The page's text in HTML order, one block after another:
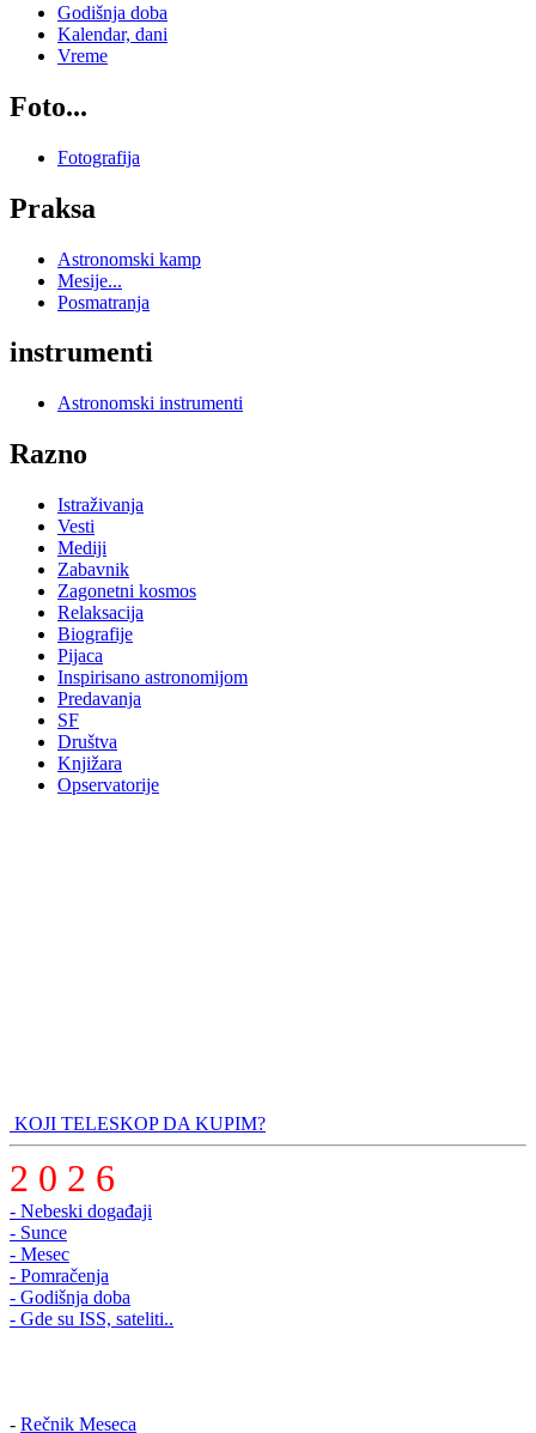
Godišnja doba
Kalendar, dani
Vreme
Foto...
Fotografija
Praksa
Astronomski kamp
Mesije...
Posmatranja
instrumenti
Astronomski instrumenti
Razno
Istraživanja
Vesti
Mediji
Zabavnik
Zagonetni kosmos
Relaksacija
Biografije
Pijaca
Inspirisano astronomijom
Predavanja
SF
Društva
Knjižara
Opservatorije
KOJI TELESKOP DA KUPIM?
2 0 2 6
- Nebeski događaji
- Sunce
- Mesec
- Pomračenja
- Godišnja doba
- Gde su ISS, sateliti..
- Rečnik Meseca